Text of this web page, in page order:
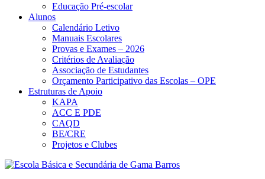
Educação Pré-escolar
Alunos
Calendário Letivo
Manuais Escolares
Provas e Exames – 2026
Critérios de Avaliação
Associação de Estudantes
Orçamento Participativo das Escolas – OPE
Estruturas de Apoio
KAPA
ACC E PDE
CAQD
BE/CRE
Projetos e Clubes